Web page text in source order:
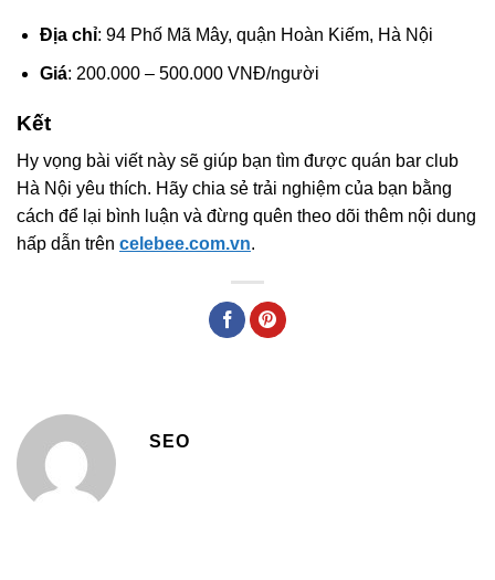
Địa chỉ: 94 Phố Mã Mây, quận Hoàn Kiếm, Hà Nội
Giá: 200.000 – 500.000 VNĐ/người
Kết
Hy vọng bài viết này sẽ giúp bạn tìm được quán bar club
Hà Nội yêu thích. Hãy chia sẻ trải nghiệm của bạn bằng
cách để lại bình luận và đừng quên theo dõi thêm nội dung
hấp dẫn trên celebee.com.vn.
SEO